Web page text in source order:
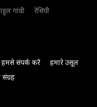
गांधी
रेसिपी
हमसे संपर्क करें
हमारे उसूल